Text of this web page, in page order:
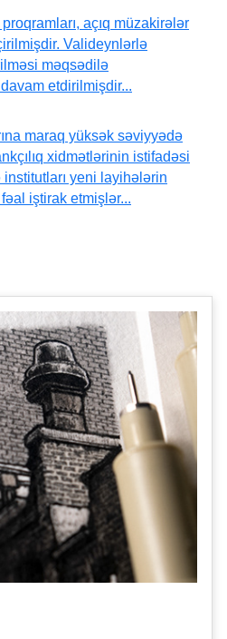
açıq müzakirələr
Valideynlərlə
məqsədilə
etdirilmişdir...
maraq yüksək səviyyədə
xidmətlərinin istifadəsi
yeni layihələrin
iştirak etmişlər...